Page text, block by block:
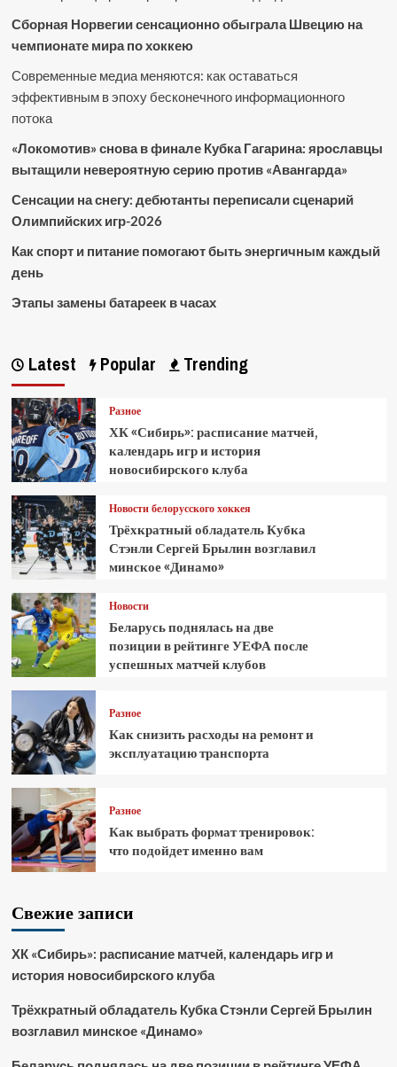
Сборная Норвегии сенсационно обыграла Швецию на
чемпионате мира по хоккею
Современные медиа меняются: как оставаться
эффективным в эпоху бесконечного информационного
потока
«Локомотив» снова в финале Кубка Гагарина: ярославцы
вытащили невероятную серию против «Авангарда»
Сенсации на снегу: дебютанты переписали сценарий
Олимпийских игр-2026
Как спорт и питание помогают быть энергичным каждый
день
Этапы замены батареек в часах
Latest Popular Trending
Разное
ХК «Сибирь»: расписание матчей,
календарь игр и история
новосибирского клуба
Новости белорусского хоккея
Трёхкратный обладатель Кубка
Стэнли Сергей Брылин возглавил
минское «Динамо»
Новости
Беларусь поднялась на две
позиции в рейтинге УЕФА после
успешных матчей клубов
Разное
Как снизить расходы на ремонт и
эксплуатацию транспорта
Разное
Как выбрать формат тренировок:
что подойдет именно вам
Свежие записи
ХК «Сибирь»: расписание матчей, календарь игр и
история новосибирского клуба
Трёхкратный обладатель Кубка Стэнли Сергей Брылин
возглавил минское «Динамо»